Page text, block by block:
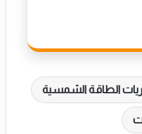
الطاقة الشمسية